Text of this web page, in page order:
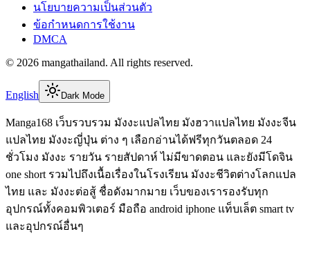
นโยบายความเป็นส่วนตัว
ข้อกำหนดการใช้งาน
DMCA
© 2026 mangathailand. All rights reserved.
English Dark Mode
Manga168 เว็บรวบรวม มังงะแปลไทย มังฮวาแปลไทย มังงะจีน
แปลไทย มังงะญี่ปุ่น ต่าง ๆ เลือกอ่านได้ฟรีทุกวันตลอด 24
ชั่วโมง มังงะ รายวัน รายสัปดาห์ ไม่มีขาดตอน และยังมีโดจิน
one short รวมไปถึงเนื้อเรื่องในโรงเรียน มังงะชีวิตต่างโลกแปล
ไทย และ มังงะต่อสู้ ชื่อดังมากมาย เว็บของเรารองรับทุก
อุปกรณ์ทั้งคอมพิวเตอร์ มือถือ android iphone แท็บเล็ต smart tv
และอุปกรณ์อื่นๆ